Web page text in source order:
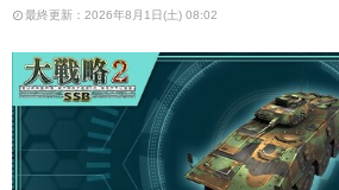
最終更新：2026年8月1日(土) 08:02